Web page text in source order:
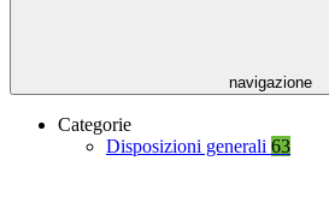
navigazione
Categorie
Disposizioni generali 63